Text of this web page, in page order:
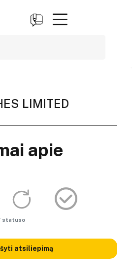
LIMITED
apie
statuso
atsiliepimą